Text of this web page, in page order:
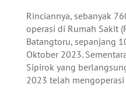
Rinciannya, sebanyak
operasi di Rumah Sakit
Batangtoru, sepanjang
Oktober 2023.
Sipirok yang
2023 telah